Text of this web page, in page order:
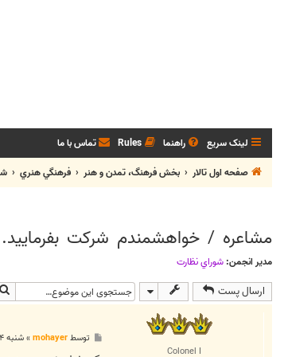
لینک سریع راهنما Rules تماس با ما
صفحه اول تالار
بخش فرهنگ، تمدن و هنر فرهنگي هنري
مشاعره / خواهشمندم شرکت بفرماييد.
مدیر انجمن: شوراي نظارت
ارسال پست
Colonel I
توسطmohayer
»شنبه ۱۴ مهر ۱۳۸۶, ۱۱:۵۸ ق.ظ